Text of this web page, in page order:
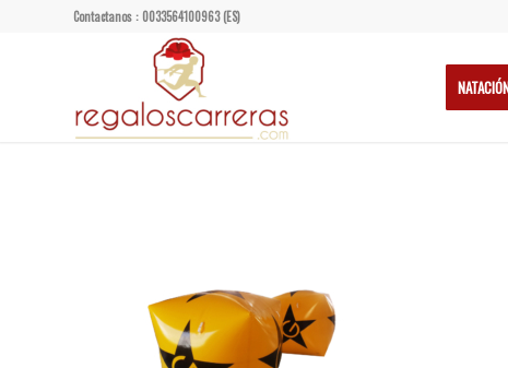
Contactanos : 0033564100963 (ES)